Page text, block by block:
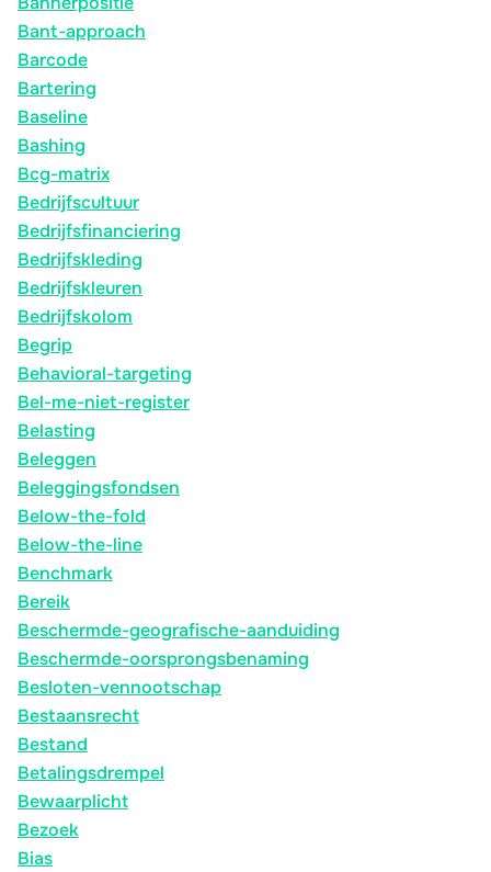
Bant-approach
Barcode
Bartering
Baseline
Bashing
Bcg-matrix
Bedrijfscultuur
Bedrijfsfinanciering
Bedrijfskleding
Bedrijfskleuren
Bedrijfskolom
Begrip
Behavioral-targeting
Bel-me-niet-register
Belasting
Beleggen
Beleggingsfondsen
Below-the-fold
Below-the-line
Benchmark
Bereik
Beschermde-geografische-aanduiding
Beschermde-oorsprongsbenaming
Besloten-vennootschap
Bestaansrecht
Bestand
Betalingsdrempel
Bewaarplicht
Bezoek
Bias